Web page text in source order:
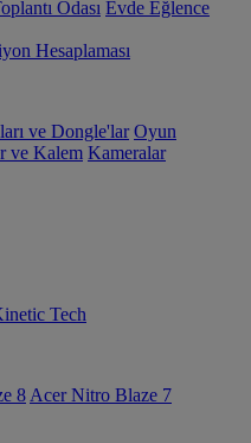
Odası Evde Eğlence
Hesaplaması
ve Dongle'lar Oyun
ve Kalem Kameralar
Tech
8 Acer Nitro Blaze 7